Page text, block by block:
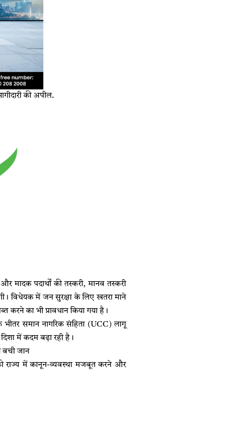
की अपील.
मादक पदार्थों की तस्करी, मानव तस्करी
विधेयक में जन सुरक्षा के लिए खतरा माने
करने का भी प्रावधान किया गया है।
समान नागरिक संहिता (UCC) लागू
में कदम बढ़ा रही है।
बची जान
राज्य में कानून-व्यवस्था मजबूत करने और